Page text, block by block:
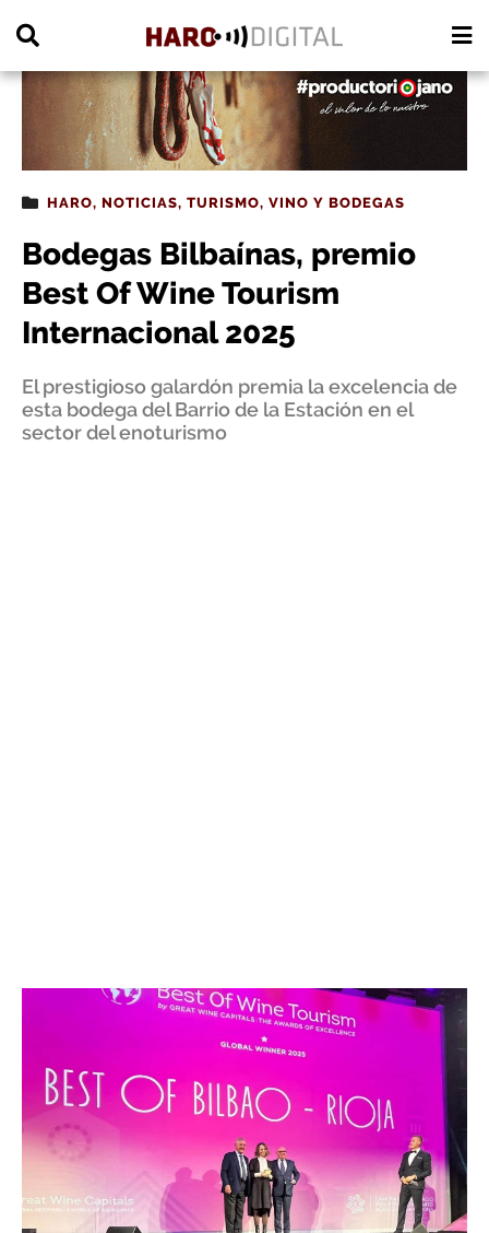
HARO, NOTICIAS, TURISMO, VINO Y BODEGAS
Bodegas Bilbaínas, premio
Best Of Wine Tourism
Internacional 2025
El prestigioso galardón premia la excelencia de
esta bodega del Barrio de la Estación en el
sector del enoturismo